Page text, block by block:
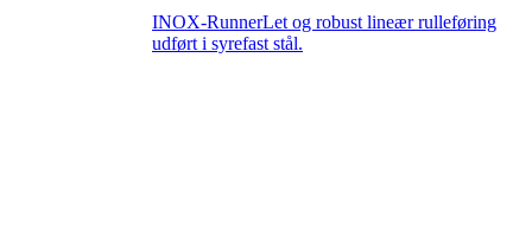
INOX-RunnerLet og robust lineær rulleføring
udført i syrefast stål.